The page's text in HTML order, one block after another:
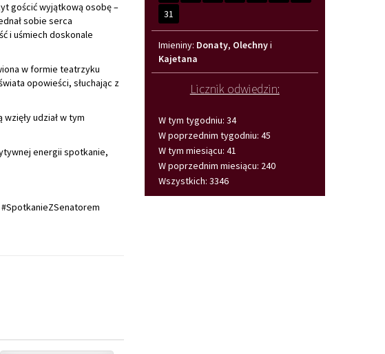
gościć wyjątkową osobę –
sobie serca
i uśmiech doskonale
w formie teatrzyku
opowieści, słuchając z
udział w tym
energii spotkanie,
31
Imieniny
Imieniny: Donaty, Olechnyi
Kajetana
Licznik odwiedzin:
W tym tygodniu: 34
W poprzednim tygodniu: 45
W tym miesiącu: 41
W poprzednim miesiącu: 240
Wszystkich: 3346